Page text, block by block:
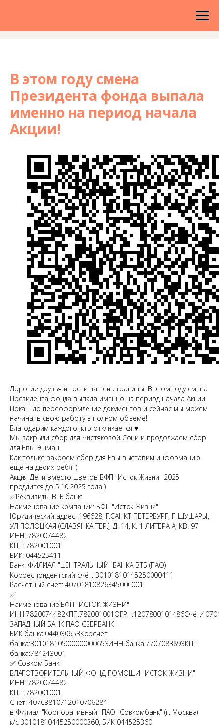
В этом году смена
Президента фонда выпала
именно на период начала
Акции!
Дорогие друзья и гости нашей страницы! В этом году смена
Президента фонда выпала именно на период начала Акции!
Пока шло переоформление документов и сейчас мы можем
начинать свою работу в полном объеме!
Благодарим каждого ,кто откликается ♥
Мы закрыли сбор для Чистяковой Сони и продолжаем сбор
для Евы Эшман .
Как только закроем сбор для Евы выставим информацию
ещё на двоих ребят)
Акция Дети вместо Цветов БФП "Исток Жизни" 2025
продлится до 5.10.2025 года )
✅Реквизиты ВТБ банк:
Наименование компании: БФП "Исток Жизни"
Юридический адрес: 196628, Г.САНКТ-ПЕТЕРБУРГ, П ШУШАРЫ,
УЛ ПОЛОЦКАЯ (СЛАВЯНКА ТЕР.), Д. 14, К. 1 ЛИТЕРА А, КВ. 97
ИНН: 7820074482
КПП: 782001001
БИК: 044525411
Банк: ФИЛИАЛ "ЦЕНТРАЛЬНЫЙ" БАНКА ВТБ (ПАО)
Корреспондентский счёт: 30101810145250000411
Расчётный счёт: 40701810826345000001
✅
Наименование:БФП "ИСТОК ЖИЗНИ"
ЗАПАДНЫЙ БАНК ПАО СБЕРБАНК
БИК банка:044030653Корсчёт
банка:30101810500000000653ИНН банка:7707083893КПП
банка:784243001
✅ Совком Банк
БЛАГОТВОРИТЕЛЬНЫЙ ФОНД ПОМОЩИ "ИСТОК ЖИЗНИ"
ИНН: 7820074482
КПП: 782001001
Счет: 40703810712010706284
в Филиал "Корпоративный" ПАО "Совкомбанк" (г. Москва)
к/с 30101810445250000360, БИК 044525360